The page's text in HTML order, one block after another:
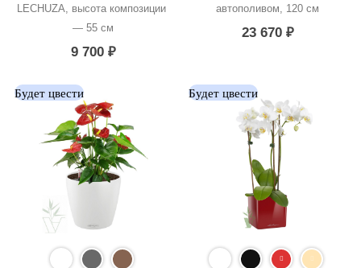
LECHUZA, высота композиции
— 55 см
9 700 ₽
автополивом, 120 см
23 670 ₽
Будет цвести Будет цвести